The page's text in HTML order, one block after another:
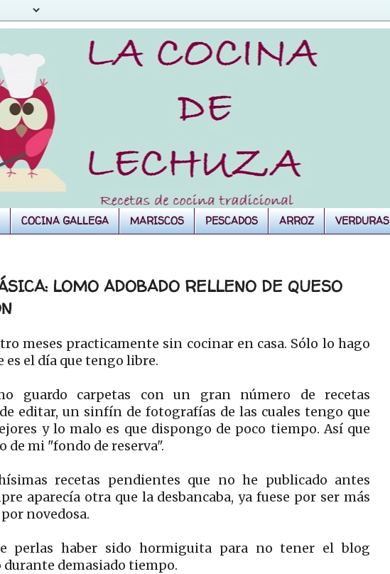
COCINA GALLEGA MARISCOS PESCADOS ARROZ VERDURAS
LOMO ADOBADO RELLENO DE QUESO
meses practicamente sin cocinar en casa. Sólo lo hago
es el día que tengo libre.
guardo carpetas con un gran número de recetas
editar, un sinfín de fotografías de las cuales tengo que
y lo malo es que dispongo de poco tiempo. Así que
de mi "fondo de reserva".
recetas pendientes que no he publicado antes
aparecía otra que la desbancaba, ya fuese por ser más
novedosa.
perlas haber sido hormiguita para no tener el blog
durante demasiado tiempo.